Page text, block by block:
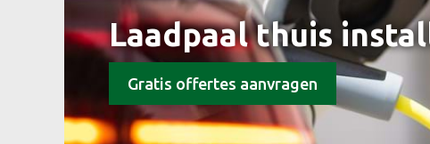
Laadpaal thuis
Gratis offertes aanvragen